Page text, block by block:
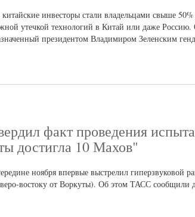
китайские инвесторы стали владельцами свыше
утечкой технологий в Китай или даже
президентом Владимиром Зеленским
факт проведения
достигла 10 Махов"
ноября впервые выстрелил гиперзвуковой
востоку от Воркуты). Об этом ТАСС сообщили